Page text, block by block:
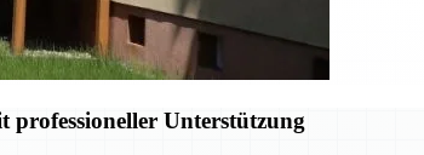
professioneller Unterstützung